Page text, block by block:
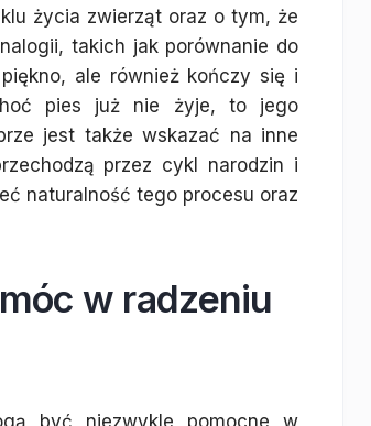
życia zwierząt oraz o tym, że
takich jak porównanie do
ale również kończy się i
pies już nie żyje, to jego
jest także wskazać na inne
przez cykl narodzin i
naturalność tego procesu oraz
w radzeniu
być niezwykle pomocne w